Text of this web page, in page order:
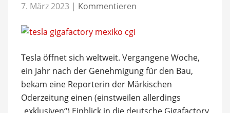
7. März 2023 | Kommentieren
Tesla öffnet sich weltweit. Vergangene Woche,
ein Jahr nach der Genehmigung für den Bau,
bekam eine Reporterin der Märkischen
Oderzeitung einen (einstweilen allerdings